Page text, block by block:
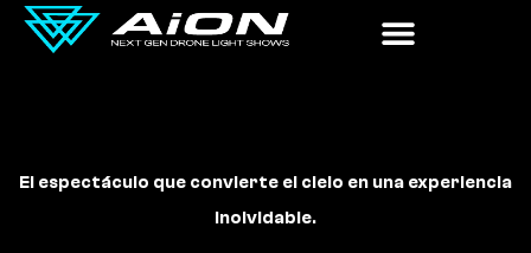
de
drones
El espectáculo que convierte el cielo en una experiencia
inolvidable.